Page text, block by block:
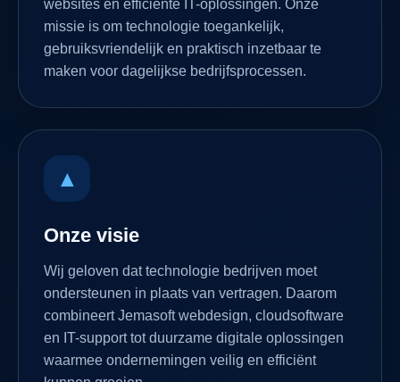
missie is om technologie toegankelijk,
gebruiksvriendelijk en praktisch inzetbaar te
maken voor dagelijkse bedrijfsprocessen.
Onze visie
ondersteunen in plaats van vertragen. Daarom
combineert Jemasoft webdesign, cloudsoftware
en IT-support tot duurzame digitale oplossingen
waarmee ondernemingen veilig en efficiënt
kunnen groeien.